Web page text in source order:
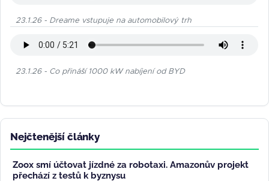
23.1.26 - Dreame vstupuje na automobilový trh
23.1.26 - Co přináší 1000 kW nabíjení od BYD
Nejčtenější články
Zoox smí účtovat jízdné za robotaxi. Amazonův projekt
přechází z testů k byznysu